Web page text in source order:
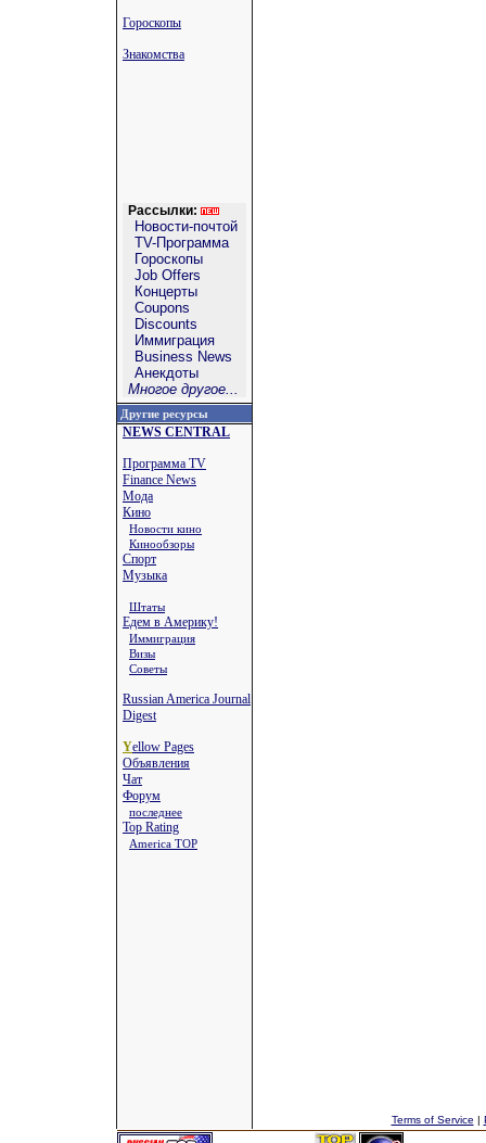
Гороскопы
Знакомства
Рассылки:
Новости-почтой
TV-Программа
Гороскопы
Job Offers
Концерты
Coupons
Discounts
Иммиграция
Business News
Анекдоты
Многое другое...
Другие ресурсы
NEWS CENTRAL
Программа TV
Finance News
Мода
Кино
Новости кино
Кинообзоры
Спорт
Музыка
Штаты
Едем в Америку!
Иммиграция
Визы
Советы
Russian America Journal
Digest
Yellow Pages
Объявления
Чат
Форум
последнее
Top Rating
America TOP
Terms of Service |